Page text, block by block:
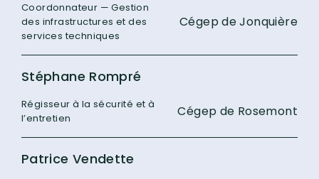
Coordonnateur — Gestion
des infrastructures et des
services techniques
Cégep de Jonquière
Stéphane Rompré
Régisseur à la sécurité et à
l’entretien
Cégep de Rosemont
Patrice Vendette